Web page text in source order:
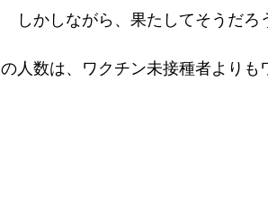
しかしながら、果たしてそうだろ
の人数は、ワクチン未接種者よりも